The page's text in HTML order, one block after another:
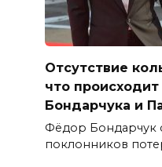
Отсутствие
что
Бондарчука и
Фёдор Бондарчук
поклонников